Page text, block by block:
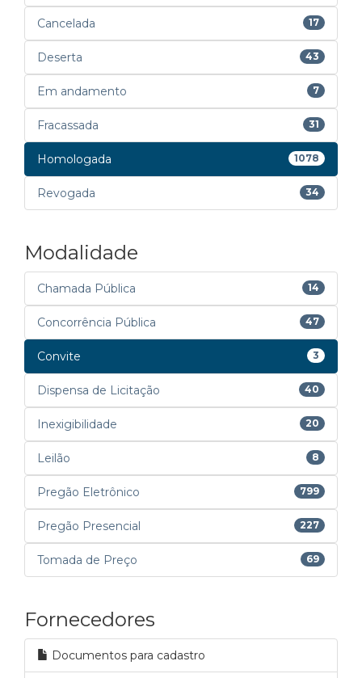
Cancelada 17
Deserta 43
Em andamento 7
Fracassada 31
Homologada 1078
Revogada 34
Modalidade
Chamada Pública 14
Concorrência Pública 47
Convite 3
Dispensa de Licitação 40
Inexigibilidade 20
Leilão 8
Pregão Eletrônico 799
Pregão Presencial 227
Tomada de Preço 69
Fornecedores
Documentos para cadastro